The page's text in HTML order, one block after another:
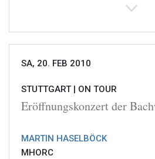
SA, 20. FEB 2010
STUTTGART | ON TOUR
Eröffnungskonzert der
MARTIN HASELBÖCK
MHORC